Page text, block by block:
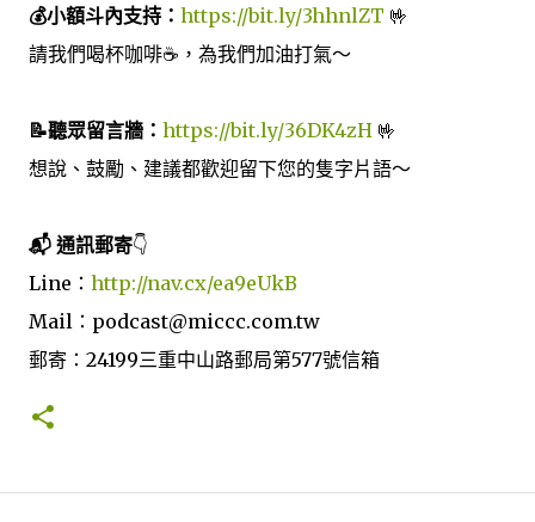
💰小額斗內支持： https://bit.ly/3hhnlZT 🤟
請我們喝杯咖啡☕️，為我們加油打氣～
📝聽眾留言牆： https://bit.ly/36DK4zH 🤟
想說、鼓勵、建議都歡迎留下您的隻字片語～
📬 通訊郵寄👇
Line： http://nav.cx/ea9eUkB
Mail：podcast@miccc.com.tw
郵寄：24199三重中山路郵局第577號信箱